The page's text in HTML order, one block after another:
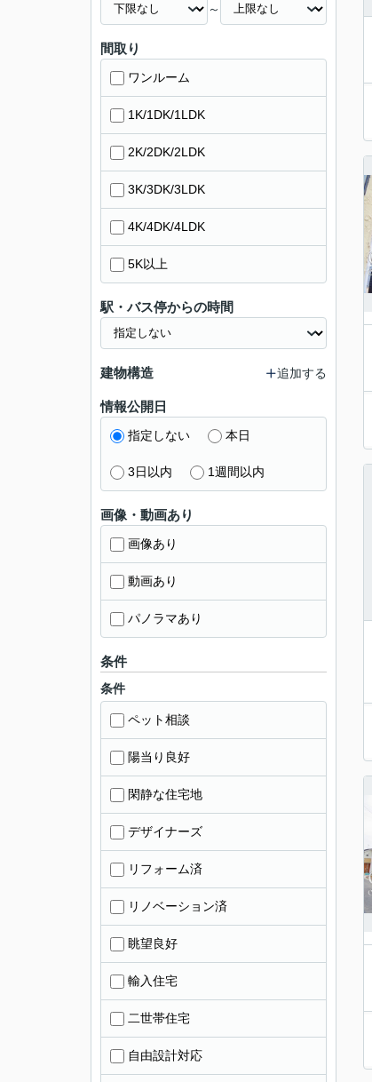
～
間取り
ワンルーム
1K/1DK/1LDK
2K/2DK/2LDK
3K/3DK/3LDK
4K/4DK/4LDK
5K以上
駅・バス停からの時間
建物構造 追加する
情報公開日
指定しない 本日
3日以内 1週間以内
画像・動画あり
画像あり
動画あり
パノラマあり
条件
条件
ペット相談
陽当り良好
閑静な住宅地
デザイナーズ
リフォーム済
リノベーション済
眺望良好
輸入住宅
二世帯住宅
自由設計対応